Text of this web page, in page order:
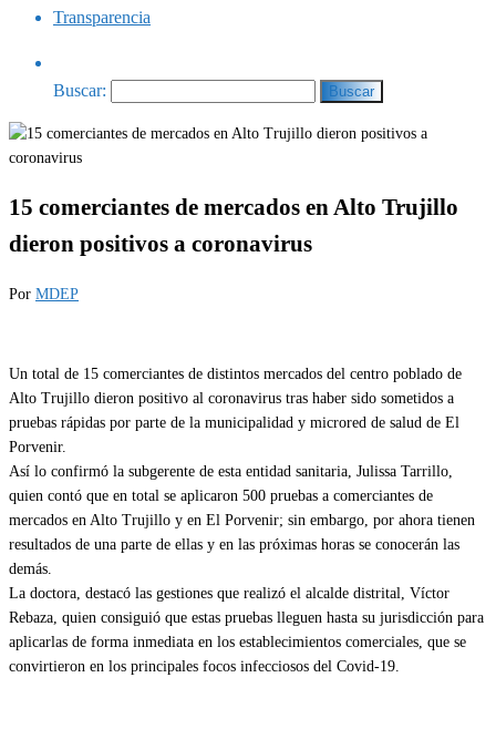
Transparencia
Buscar:
15 comerciantes de mercados en Alto Trujillo
dieron positivos a coronavirus
Por MDEP
Un total de 15 comerciantes de distintos mercados del centro poblado de
Alto Trujillo dieron positivo al coronavirus tras haber sido sometidos a
pruebas rápidas por parte de la municipalidad y microred de salud de El
Porvenir.
Así lo confirmó la subgerente de esta entidad sanitaria, Julissa Tarrillo,
quien contó que en total se aplicaron 500 pruebas a comerciantes de
mercados en Alto Trujillo y en El Porvenir; sin embargo, por ahora tienen
resultados de una parte de ellas y en las próximas horas se conocerán las
demás.
La doctora, destacó las gestiones que realizó el alcalde distrital, Víctor
Rebaza, quien consiguió que estas pruebas lleguen hasta su jurisdicción para
aplicarlas de forma inmediata en los establecimientos comerciales, que se
convirtieron en los principales focos infecciosos del Covid-19.